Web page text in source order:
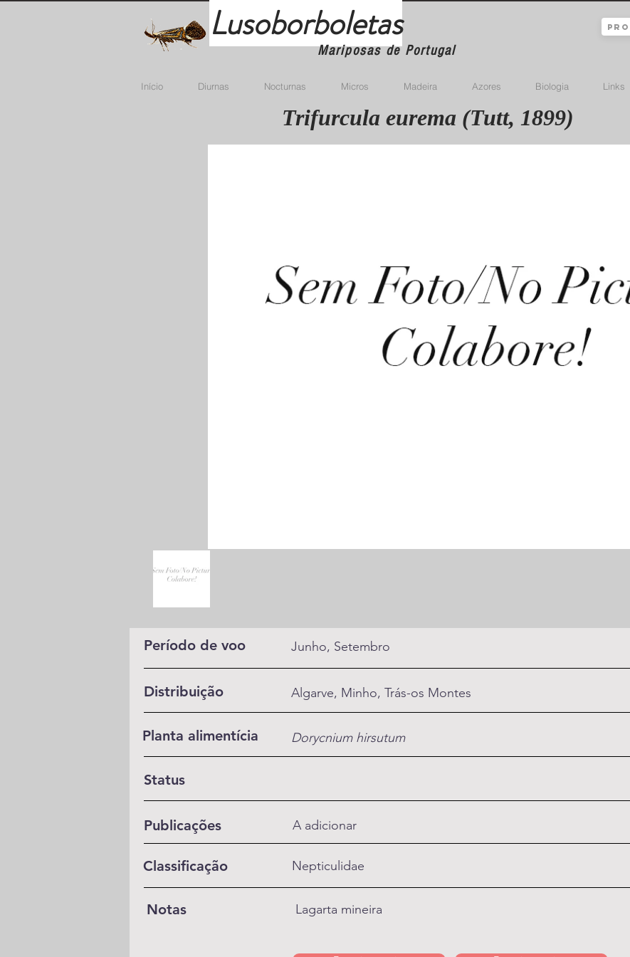
Lusoborboletas
Mariposas de Portugal
Início Diurnas Nocturnas Micros Madeira Azores Biologia Links
Trifurcula eurema (Tutt, 1899)
Período de voo Junho, Setembro
Distribuição Algarve, Minho, Trás-os Montes
Planta alimentícia Dorycnium hirsutum
Status
Publicações A adicionar
Classificação Nepticulidae
Notas Lagarta mineira